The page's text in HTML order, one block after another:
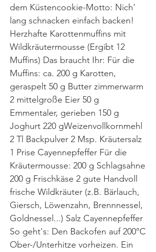
dem Küstencookie-Motto: Nich'
lang schnacken einfach backen!
Herzhafte Karottenmuffins mit
Wildkräutermousse (Ergibt 12
Muffins) Das braucht Ihr: Für die
Muffins: ca. 200 g Karotten,
geraspelt 50 g Butter zimmerwarm
2 mittelgroße Eier 50 g
Emmentaler, gerieben 150 g
Joghurt 220 gWeizenvollkornmehl
2 Tl Backpulver 2 Msp. Kräutersalz
1 Prise Cayennepfeffer Für die
Kräutermousse: 200 g Schlagsahne
200 g Frischkäse 2 gute Handvoll
frische Wildkräuter (z.B. Bärlauch,
Giersch, Löwenzahn, Brennnessel,
Goldnessel...) Salz Cayennepfeffer
So geht's: Den Backofen auf 200°C
Ober-/Unterhitze vorheizen. Ein